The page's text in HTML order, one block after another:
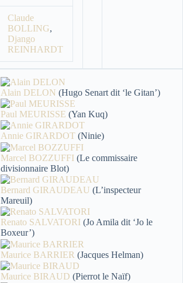
Claude
BOLLING,
Django
REINHARDT
Alain DELON (Hugo Senart dit ‘le Gitan’)
Paul MEURISSE (Yan Kuq)
Annie GIRARDOT (Ninie)
Marcel BOZZUFFI (Le commissaire
divisionnaire Blot)
Bernard GIRAUDEAU (L’inspecteur
Mareuil)
Renato SALVATORI (Jo Amila dit ‘Jo le
Boxeur’)
Maurice BARRIER (Jacques Helman)
Maurice BIRAUD (Pierrot le Naïf)